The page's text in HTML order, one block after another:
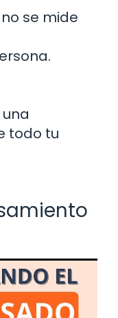
se mide
todo tu